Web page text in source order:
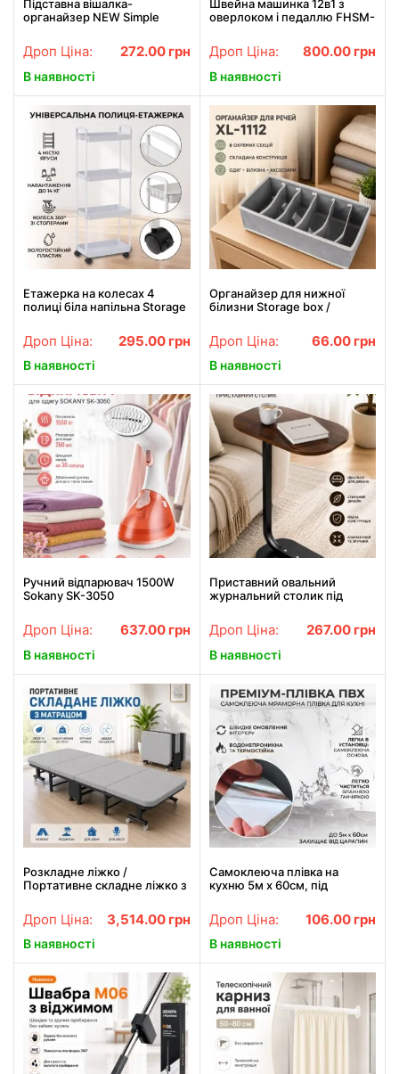
Підставна вішалка-
органайзер NEW Simple
взуття з полицями та
гачками, металева, чорна
Дроп Ціна: 272.00 грн
В наявності
Швейна машинка 12в1 з
оверлоком і педаллю FHSM-
машинка / Міні-швейна
машинка
Дроп Ціна: 800.00 грн
В наявності
Етажерка на колесах 4
полиці біла напільна Storage
Дроп Ціна: 295.00 грн
В наявності
Органайзер для нижної
білизни Storage box /
1112
Дроп Ціна: 66.00 грн
В наявності
Ручний відпарювач 1500W
Sokany SK-3050
Дроп Ціна: 637.00 грн
В наявності
Приставний овальний
журнальний столик під
дерево
Дроп Ціна: 267.00 грн
В наявності
Розкладне ліжко /
Портативне складне ліжко з
ліжко 190х70х30см
Дроп Ціна: 3,514.00 грн
В наявності
Самоклеюча плівка на
кухню 5м х 60см, під
плівка для поверхонь /
Декоративна наклейка
Дроп Ціна: 106.00 грн
В наявності